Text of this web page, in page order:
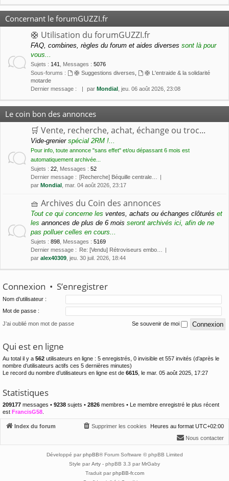
Concernant le forumGUZZI.fr
🛟 Utilisation du forumGUZZI.fr
FAQ, combines, règles du forum et aides diverses sont là pour
vous...
Sujets : 141 Messages : 5076
Sous-forums :
🛟 Suggestions diverses
🛟 L'entraide & la solidarité
motarde
Dernier message :
par Mondial , jeu. 06 août 2026, 23:08
Le coin bon des annonces
🛒 Vente, recherche, achat, échange ou troc...
Vide-grenierspécial 2RM !...
Pour info, toute annonce "sans effet" et/ou dépassant 6 mois est
automatiquement archivée...
Sujets : 22 Messages : 52
Dernier message : [Recherche] Béquille centrale…
par Mondial , mar. 04 août 2026, 23:17
🧺 Archives du Coin des annonces
Tout ce qui concerne les ventes, achats ou échanges clôturés et
les annonces de plus de 6 mois seront archivés ici, afin de ne
pas polluer celles en cours...
Sujets : 898 Messages : 5169
Dernier message : Re: [Vendu] Rétroviseurs embo…
par alex40309 , jeu. 30 juil. 2026, 18:44
Connexion • S’enregistrer
Nom d’utilisateur :
Mot de passe :
J’ai oublié mon mot de passe Se souvenir de moi
Qui est en ligne
Au total il y a 562 utilisateurs en ligne : 5 enregistrés, 0 invisible et 557 invités (d’après le
nombre d’utilisateurs actifs ces 5 dernières minutes)
Le record du nombre d’utilisateurs en ligne est de 6615 , le mar. 05 août 2025, 17:27
Statistiques
209177 messages • 9238 sujets • 2826 membres • Le membre enregistré le plus récent
est FrancisG58
Index du forum Heures au format UTC+02:00
Supprimer les cookies
Nous contacter
Développé par phpBB® Forum Software © phpBB Limited
Style par Arty - phpBB 3.3 par MrGaby
Traduit par phpBB-fr.com